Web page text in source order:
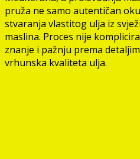
pruža ne samo autentičan
stvaranja vlastitog ulja iz
maslina. Proces nije
znanje i pažnju prema
vrhunska kvaliteta ulja.